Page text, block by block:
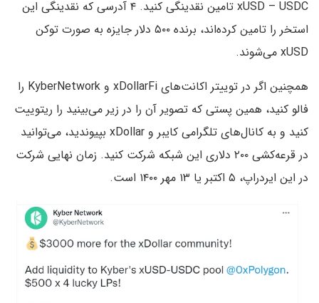
xUSD – USDC تامین نقدینگی کنید. ۴ آدرسی که نقدینگی این
استخر را تامین کرده‌اند، برنده ۵۰۰ دلار جایزه به صورت توکن
xUSD می‌شوند.
همچنین اگر در توییتر اکانت‌های xDollarFi و KyberNetwork را
فالو کنید، همین پستی که تصویر آن را در زیر می‌بینید را ریتوییت
کنید و به کانال‌های تلگرامی کایبر و xDollar بپیوندید، می‌توانید
در قرعه‌کشی ۲۰۰ دلاری این شبکه شرکت کنید. زمان نهایی شرکت
در این ایردراپ، ۵ اکتبر یا ۱۳ مهر ۱۴۰۰ است.